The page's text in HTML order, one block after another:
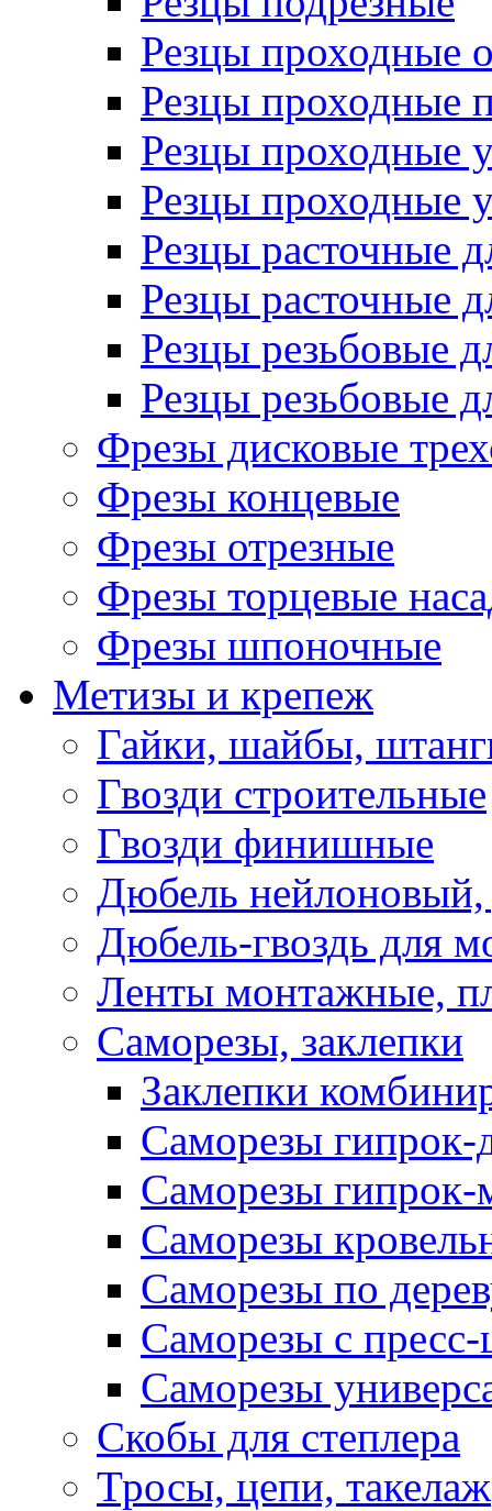
Резцы проходные
Резцы проходные
Резцы проходные
Резцы проходные
Резцы расточные
Резцы расточные
Резцы резьбовые
Резцы резьбовые
Фрезы дисковые
Фрезы концевые
Фрезы отрезные
Фрезы торцевые
Фрезы шпоночные
Метизы и крепеж
Гайки, шайбы,
Гвозди строительные
Гвозди финишные
Дюбель нейлоновый,
Дюбель-гвоздь для
Ленты монтажные,
Саморезы, заклепки
Заклепки
Саморезы гипрок-
Саморезы гипрок-
Саморезы
Саморезы по
Саморезы с
Саморезы
Скобы для степлера
Тросы, цепи, такелаж